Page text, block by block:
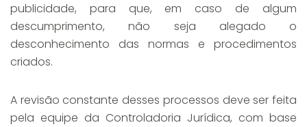
publicidade, para que, em caso de algum
descumprimento, não seja alegado o
desconhecimento das normas e procedimentos
criados.
A revisão constante desses processos deve ser feita
pela equipe da Controladoria Jurídica, com base